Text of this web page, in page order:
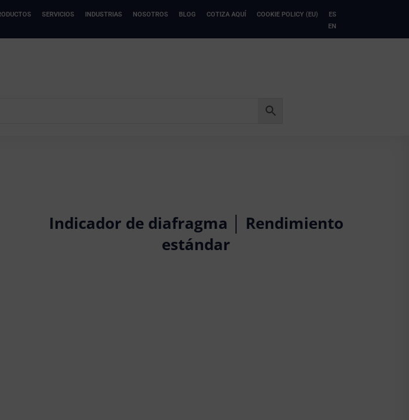
SERVICIOS INDUSTRIAS NOSOTROS BLOG COTIZA AQUÍ COOKIE POLICY (EU)
ES
EN
Indicador de diafragma │ Rendimiento
estándar